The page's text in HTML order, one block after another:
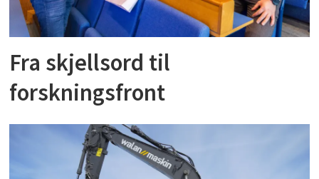
Fra skjellsord til
forskningsfront